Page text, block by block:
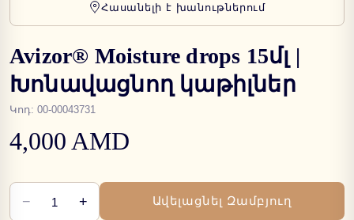
Հասանելի է խանութներում
Avizor® Moisture drops 15մլ |
Խոնավացնող կաթիլներ
Կոդ: 00-00043731
4,000 AMD
− 1 + Ավելացնել Զամբյուղ